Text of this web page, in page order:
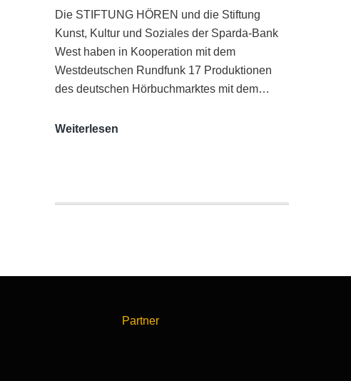
Die STIFTUNG HÖREN und die Stiftung
Kunst, Kultur und Soziales der Sparda-Bank
West haben in Kooperation mit dem
Westdeutschen Rundfunk 17 Produktionen
des deutschen Hörbuchmarktes mit dem…
Weiterlesen
Ausgezeichnete
Partner